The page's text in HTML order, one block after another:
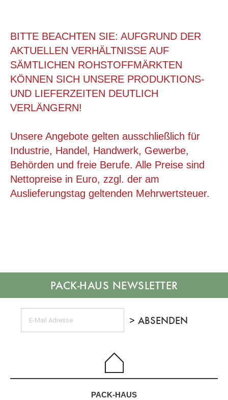
139X88X46 MM, FIXTRAY
ab 0,57 €
BITTE BEACHTEN SIE: AUFGRUND DER
AKTUELLEN VERHÄLTNISSE AUF
SÄMTLICHEN ROHSTOFFMÄRKTEN
KÖNNEN SICH UNSERE PRODUKTIONS-
UND LIEFERZEITEN DEUTLICH
VERLÄNGERN!
Unsere Angebote gelten ausschließlich für
Industrie, Handel, Handwerk, Gewerbe,
Behörden und freie Berufe. Alle Preise sind
Nettopreise in Euro, zzgl. der am
Auslieferungstag geltenden Mehrwertsteuer.
NEWSLETTER
PACK-HAUS